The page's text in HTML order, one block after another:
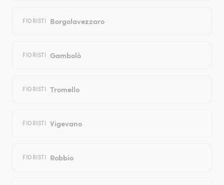
FIORISTI Borgolavezzaro
FIORISTI Gambolò
FIORISTI Tromello
FIORISTI Vigevano
FIORISTI Robbio